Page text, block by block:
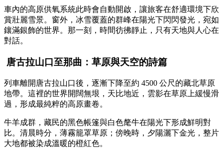
車內的高原供氧系統此時會自動開啟，讓旅客在舒適環境下欣
賞壯麗雪景。窗外，冰雪覆蓋的群峰在陽光下閃閃發光，宛如
鑲滿銀飾的世界。那一刻，時間彷彿靜止，只有天地與人心在
對話。
唐古拉山口至那曲：草原與天空的詩篇
列車離開唐古拉山口後，逐漸下降至約 4500 公尺的藏北草原
地帶。這裡的世界開闊無垠，天比地近，雲影在草原上緩慢滑
過，形成最純粹的高原畫卷。
牛羊成群，藏民的黑色帳篷與白色氂牛在陽光下形成鮮明對
比。清晨時分，薄霧籠罩草原；傍晚時，夕陽灑下金光，整片
大地都被染成溫暖的橙紅色。